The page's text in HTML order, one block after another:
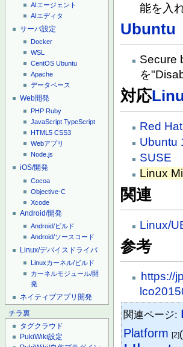
AIエージェント
AIエディタ
サーバ設定
Docker
WSL
CentOS Ubuntu
Apache
データベース
Web開発
PHP Ruby
JavaScript TypeScript
HTML5 CSS3
Webアプリ
Node.js
iOS/開発
Cocoa
Objective-C
Xcode
Android/開発
Android/ビルド
Android/ソースコード
Linux/デバイスドライバ
Linuxカーネル/ビルド
カーネルモジュール/開
発
ネイティブアプリ開発
チラ裏
タグクラウド
PukiWiki設定
能を入
Ubuntu
Secure
を
対応
Red Hat
Ubuntu
SUSE
Linux
関連
Linux/
参考
https://
関連ページ:
Platform [2]